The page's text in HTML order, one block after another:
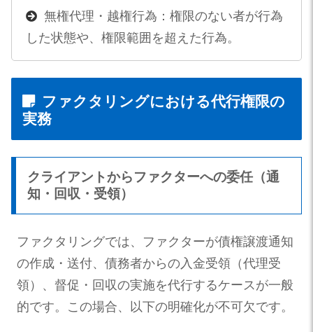
無権代理・越権行為：権限のない者が行為
した状態や、権限範囲を超えた行為。
ファクタリングにおける代行権限の
実務
クライアントからファクターへの委任（通
知・回収・受領）
ファクタリングでは、ファクターが債権譲渡通知
の作成・送付、債務者からの入金受領（代理受
領）、督促・回収の実施を代行するケースが一般
的です。この場合、以下の明確化が不可欠です。